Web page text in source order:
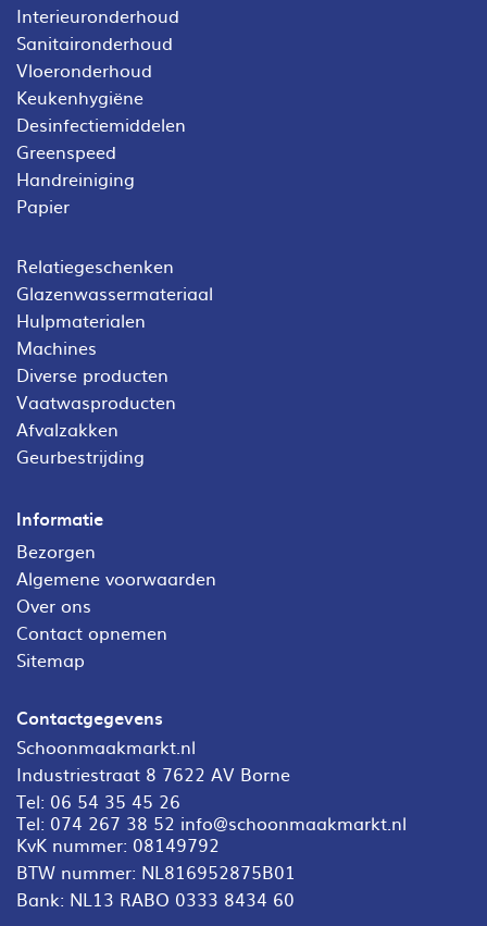
Interieuronderhoud
Sanitaironderhoud
Vloeronderhoud
Keukenhygiëne
Desinfectiemiddelen
Greenspeed
Handreiniging
Papier
Relatiegeschenken
Glazenwassermateriaal
Hulpmaterialen
Machines
Diverse producten
Vaatwasproducten
Afvalzakken
Geurbestrijding
Informatie
Bezorgen
Algemene voorwaarden
Over ons
Contact opnemen
Sitemap
Contactgegevens
Schoonmaakmarkt.nl
Industriestraat 8 7622 AV Borne
Tel: 06 54 35 45 26
Tel: 074 267 38 52 info@schoonmaakmarkt.nl
KvK nummer: 08149792
BTW nummer: NL816952875B01
Bank: NL13 RABO 0333 8434 60